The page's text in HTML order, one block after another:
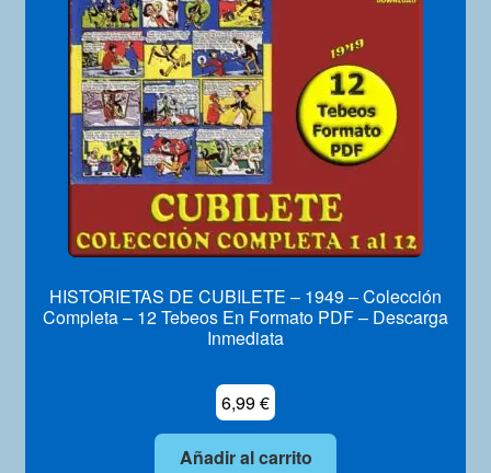
Mi Cuenta
HISTORIETAS DE CUBILETE – 1949 – Colección
Completa – 12 Tebeos En Formato PDF – Descarga
Inmediata
6,99€
Añadir al carrito